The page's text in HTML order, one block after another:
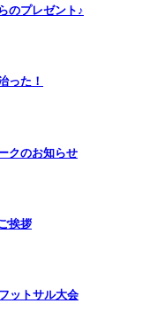
のプレゼント♪
った！
クのお知らせ
挨拶
ットサル大会